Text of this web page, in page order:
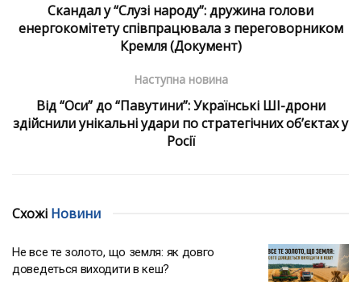
Скандал у “Слузі народу”: дружина голови
енергокомітету співпрацювала з переговорником
Кремля (Документ)
Наступна новина
Від “Оси” до “Павутини”: Українські ШІ-дрони
здійснили унікальні удари по стратегічних об’єктах у
Росії
Схожі Новини
Не все те золото, що земля: як довго
доведеться виходити в кеш?